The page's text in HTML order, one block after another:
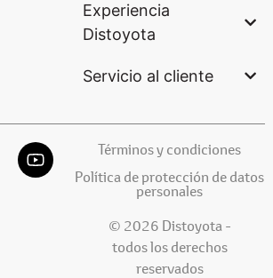
Experiencia
Distoyota
Servicio al cliente
Términos y condiciones
Política de protección de datos
personales
© 2026 Distoyota -
todos los derechos
reservados